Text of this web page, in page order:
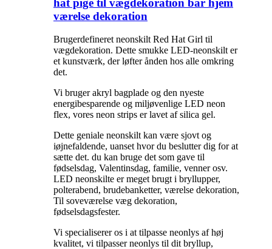
værelse dekoration
Brugerdefineret neonskilt Red Hat Girl til
vægdekoration. Dette smukke LED-neonskilt er
et kunstværk, der løfter ånden hos alle omkring
det.
Vi bruger akryl bagplade og den nyeste
energibesparende og miljøvenlige LED neon
flex, vores neon strips er lavet af silica gel.
Dette geniale neonskilt kan være sjovt og
iøjnefaldende, uanset hvor du beslutter dig for at
sætte det. du kan bruge det som gave til
fødselsdag, Valentinsdag, familie, venner osv.
LED neonskilte er meget brugt i bryllupper,
polterabend, brudebanketter, værelse dekoration,
Til soveværelse væg dekoration,
fødselsdagsfester.
Vi specialiserer os i at tilpasse neonlys af høj
kvalitet, vi tilpasser neonlys til dit bryllup,